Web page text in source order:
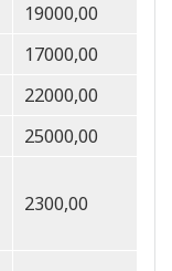
19000,00
17000,00
22000,00
25000,00
2300,00